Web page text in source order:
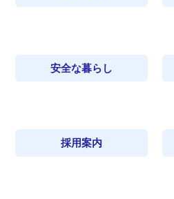
安全な暮らし
採用案内